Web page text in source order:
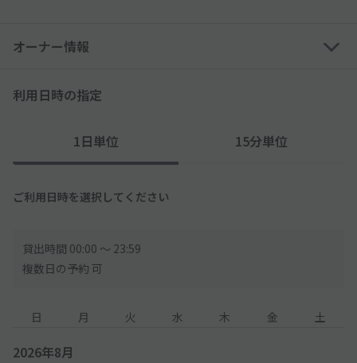
オーナー情報
利用日時の指定
1日単位 15分単位
ご利用日時を選択してください
貸出時間 00:00 〜 23:59
複数日の予約 可
日 月 火 水 木 金 土
2026年8月